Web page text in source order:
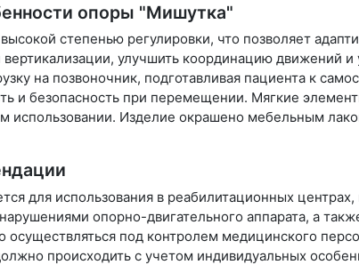
опоры "Мишутка"
степенью регулировки, что позволяет
вертикализации, улучшить координацию движений
на позвоночник, подготавливая пациента к
и безопасность при перемещении. Мягкие
использовании. Изделие окрашено мебельным
для использования в реабилитационных
опорно-двигательного аппарата, а
под контролем медицинского
происходить с учетом индивидуальных